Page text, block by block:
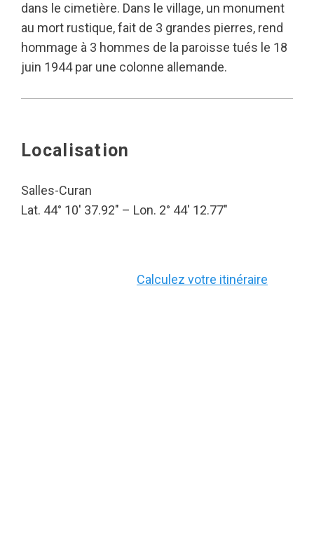
dans le cimetière. Dans le village, un monument
au mort rustique, fait de 3 grandes pierres, rend
hommage à 3 hommes de la paroisse tués le 18
juin 1944 par une colonne allemande.
Localisation
Salles-Curan
Lat. 44° 10′ 37.92″ – Lon. 2° 44′ 12.77″
Calculez votre itinéraire